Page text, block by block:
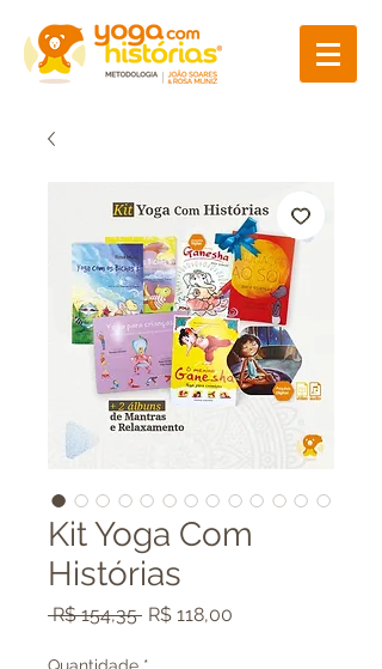
Kit Yoga Com
Histórias
R$ 154,35 Preço
R$ 118,00